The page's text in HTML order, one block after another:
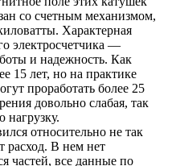
со счетным механизмом,
Характерная
электросчетчика —
и надежность. Как
15 лет, но на практике
проработать более 25
довольно слабая, так
нагрузку.
относительно не так
расход. В нем нет
частей, все данные по